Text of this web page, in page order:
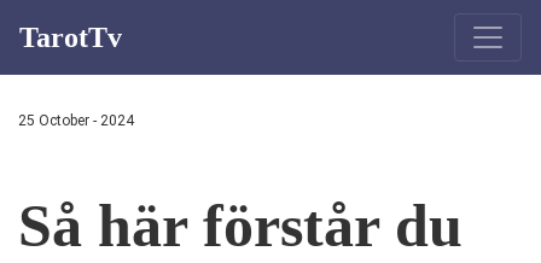
TarotTv
25 October - 2024
Så här förstår du